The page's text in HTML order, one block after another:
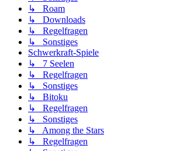
↳ Roam
↳ Downloads
↳ Regelfragen
↳ Sonstiges
Schwerkraft-Spiele
↳ 7 Seelen
↳ Regelfragen
↳ Sonstiges
↳ Bitoku
↳ Regelfragen
↳ Sonstiges
↳ Among the Stars
↳ Regelfragen